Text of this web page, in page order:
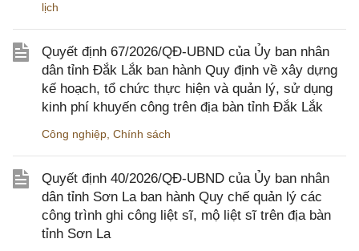
lịch
Quyết định 67/2026/QĐ-UBND của Ủy ban nhân
dân tỉnh Đắk Lắk ban hành Quy định về xây dựng
kế hoạch, tổ chức thực hiện và quản lý, sử dụng
kinh phí khuyến công trên địa bàn tỉnh Đắk Lắk
Công nghiệp Chính sách
Quyết định 40/2026/QĐ-UBND của Ủy ban nhân
dân tỉnh Sơn La ban hành Quy chế quản lý các
công trình ghi công liệt sĩ, mộ liệt sĩ trên địa bàn
tỉnh Sơn La